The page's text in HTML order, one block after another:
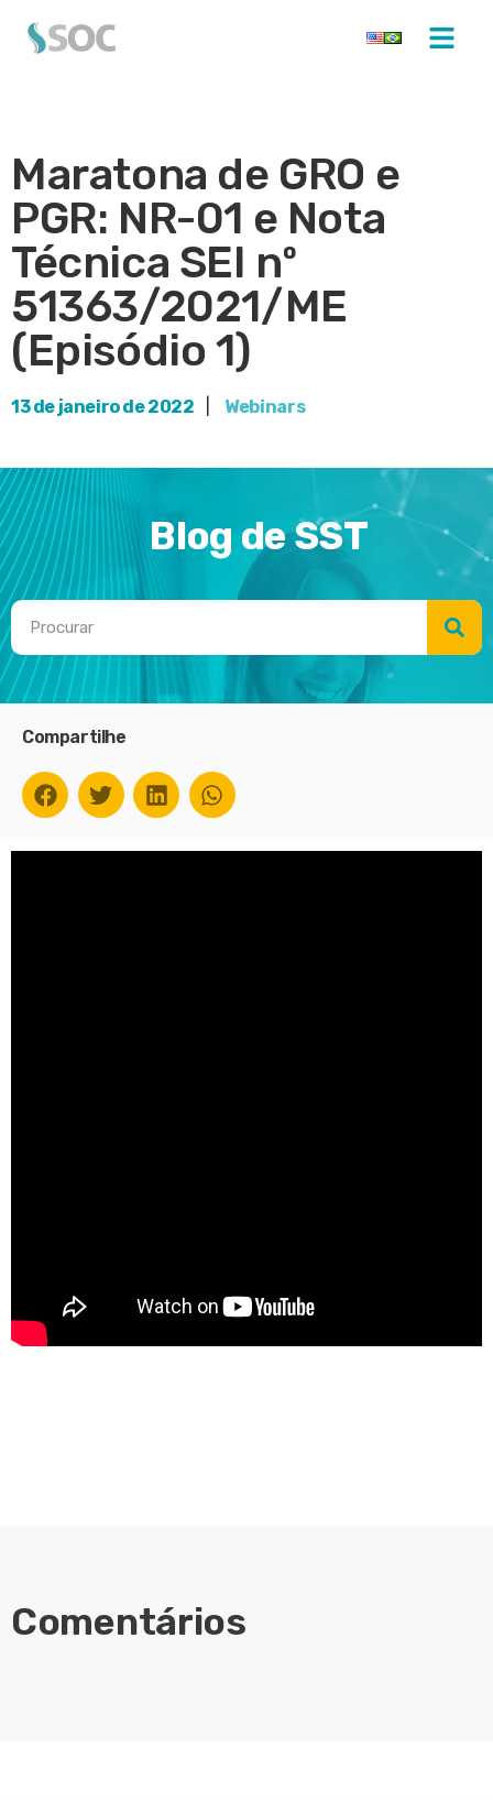
Maratona de GRO e
PGR: NR-01 e Nota
Técnica SEI nº
51363/2021/ME
(Episódio 1)
13 de janeiro de 2022 Webinars
Blog de SST
Compartilhe
Comentários